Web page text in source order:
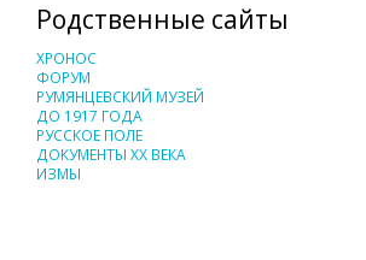
Родственные сайты
ХРОНОС
ФОРУМ
РУМЯНЦЕВСКИЙ МУЗЕЙ
ДО 1917 ГОДА
РУССКОЕ ПОЛЕ
ДОКУМЕНТЫ XX ВЕКА
ИЗМЫ